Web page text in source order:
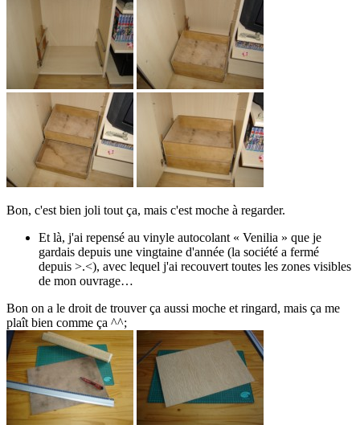
Bon, c'est bien joli tout ça, mais c'est moche à regarder.
Et là, j'ai repensé au vinyle autocolant « Venilia » que je
gardais depuis une vingtaine d'année (la société a fermé
depuis >.<), avec lequel j'ai recouvert toutes les zones visibles
de mon ouvrage…
Bon on a le droit de trouver ça aussi moche et ringard, mais ça me
plaît bien comme ça ^^;